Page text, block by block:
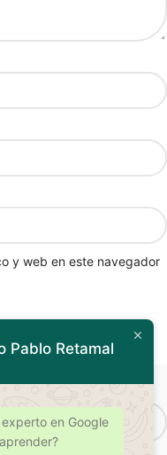
y web en este navegador
Pablo Retamal
en Google